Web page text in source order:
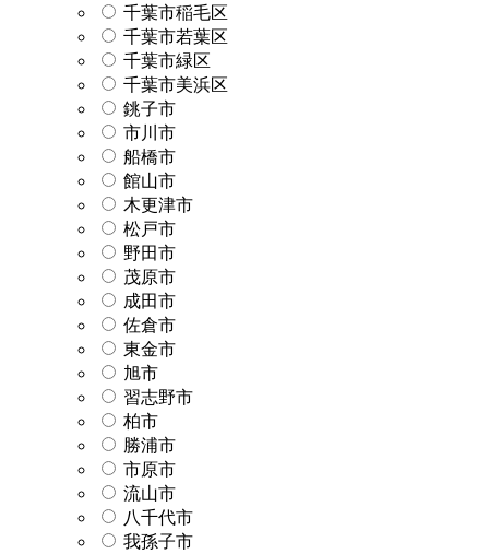
千葉市稲毛区
千葉市若葉区
千葉市緑区
千葉市美浜区
銚子市
市川市
船橋市
館山市
木更津市
松戸市
野田市
茂原市
成田市
佐倉市
東金市
旭市
習志野市
柏市
勝浦市
市原市
流山市
八千代市
我孫子市